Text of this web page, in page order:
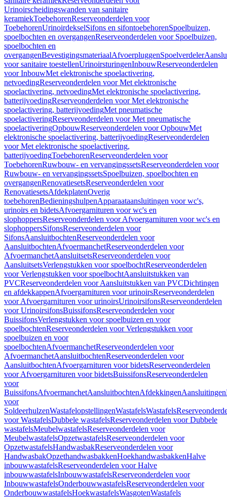
Urinoirscheidingswanden van sanitaire
keramiekToebehorenReserveonderdelen voor
ToebehorenUrinoirdekselSifons en sifontoebehorenSpoelbuizen,
spoelbochten en overgangenReserveonderdelen voor Spoelbuizen,
spoelbochten en
overgangenBevestigingsmateriaalAfvoerpluggenSpoelverdeler
voor sanitaire toestellenUrinoirsturingenInbouwReserveonderdelen
voor InbouwMet elektronische spoelactivering,
netvoedingReserveonderdelen voor Met elektronische
spoelactivering, netvoedingMet elektronische spoelactivering,
batterijvoedingReserveonderdelen voor Met elektronische
spoelactivering, batterijvoedingMet pneumatische
spoelactiveringReserveonderdelen voor Met pneumatische
spoelactiveringOpbouwReserveonderdelen voor OpbouwMet
elektronische spoelactivering, batterijvoedingReserveonderdelen
voor Met elektronische spoelactivering,
batterijvoedingToebehorenReserveonderdelen voor
ToebehorenRuwbouw- en vervangingssetsReserveonderdelen voor
Ruwbouw- en vervangingssetsSpoelbuizen, spoelbochten en
overgangenRenovatiesetsReserveonderdelen voor
RenovatiesetsAfdekplatenOverig
toebehorenBedieningshulpenApparaataansluitingen voor wc's,
urinoirs en bidetsAfvoergarnituren voor wc's en
slophoppersReserveonderdelen voor Afvoergarnituren voor wc's en
slophoppersSifonsReserveonderdelen voor
SifonsAansluitbochtenReserveonderdelen voor
AansluitbochtenAfvoermanchetReserveonderdelen voor
AfvoermanchetAansluitsetsReserveonderdelen voor
AansluitsetsVerlengstukken voor spoelbochtReserveonderdelen
voor Verlengstukken voor spoelbochtAansluitstukken van
PVCReserveonderdelen voor Aansluitstukken van PVCDichtingen
en afdekkappenAfvoergarnituren voor urinoirsReserveonderdelen
voor Afvoergarnituren voor urinoirsUrinoirsifonsReserveonderdelen
voor UrinoirsifonsBuissifonsReserveonderdelen voor
BuissifonsVerlengstukken voor spoelbuizen en voor
spoelbochtenReserveonderdelen voor Verlengstukken voor
spoelbuizen en voor
spoelbochtenAfvoermanchetReserveonderdelen voor
AfvoermanchetAansluitbochtenReserveonderdelen voor
AansluitbochtenAfvoergarnituren voor bidetsReserveonderdelen
voor Afvoergarnituren voor bidetsBuissifonsReserveonderdelen
voor
BuissifonsAfvoermanchetAansluitbochtenAfdekkingenAansluitingen
voor
SoldeerhulzenWastafelopstellingenWastafelsWastafels
voor WastafelsDubbele wastafelsReserveonderdelen voor Dubbele
wastafelsMeubelwastafelsReserveonderdelen voor
MeubelwastafelsOpzetwastafelsReserveonderdelen voor
OpzetwastafelsHandwasbakReserveonderdelen voor
HandwasbakOpzethandwasbakkenHoekhandwasbakkenHalve
inbouwwastafelsReserveonderdelen voor Halve
inbouwwastafelsInbouwwastafelsReserveonderdelen voor
InbouwwastafelsOnderbouwwastafelsReserveonderdelen voor
OnderbouwwastafelsHoekwastafelsWasgotenWastafels